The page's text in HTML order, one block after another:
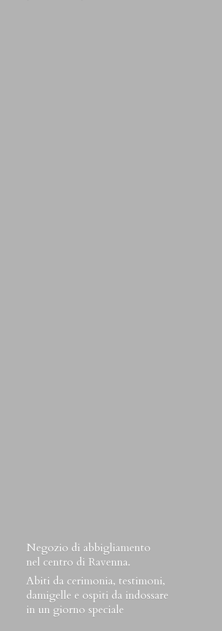
Negozio di abbigliamento
nel centro di Ravenna.
Abiti da cerimonia, testimoni,
damigelle e ospiti da indossare
in un giorno speciale